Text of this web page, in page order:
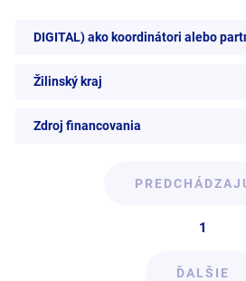
DIGITAL) ako koordinátori alebo
Žilinský kraj
Zdroj financovania
1
ĎALŠIE